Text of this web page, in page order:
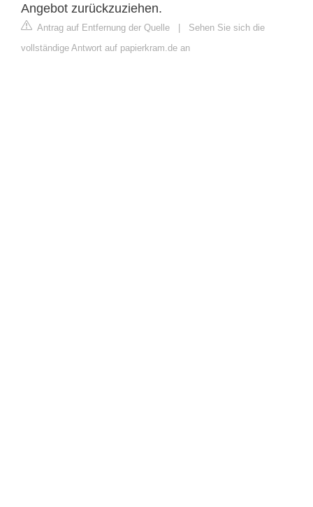
Angebot zurückzuziehen.
Antrag auf Entfernung der Quelle | Sehen Sie sich die
vollständige Antwort auf papierkram.de an